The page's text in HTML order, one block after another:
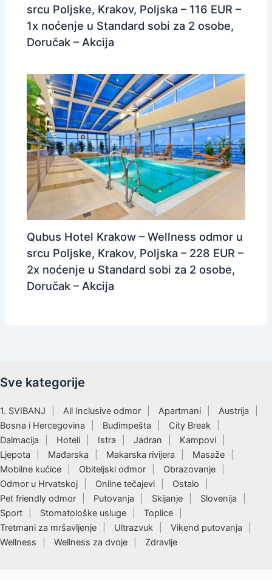
srcu Poljske, Krakov, Poljska – 116 EUR –
1x noćenje u Standard sobi za 2 osobe,
Doručak – Akcija
Qubus Hotel Krakow – Wellness odmor u
srcu Poljske, Krakov, Poljska – 228 EUR –
2x noćenje u Standard sobi za 2 osobe,
Doručak – Akcija
Sve kategorije
1. SVIBANJ All Inclusive odmor Apartmani
Austrija
Bosna i Hercegovina
Budimpešta
City Break
Dalmacija
Hoteli Istra Jadran
Kampovi
Ljepota
Mađarska Makarska rivijera
Masaže
Mobilne kućice
Obiteljski odmor
Obrazovanje
Odmor u Hrvatskoj
Online tečajevi
Ostalo
Pet friendly odmor
Putovanja Skijanje
Slovenija
Sport
Stomatološke usluge
Toplice
Tretmani za mršavljenje
Ultrazvuk
Vikend putovanja
Wellness
Wellness za dvoje Zdravlje